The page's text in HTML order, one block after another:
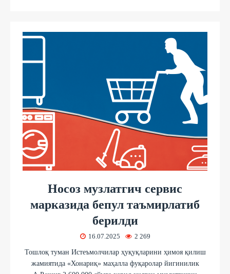
Носоз музлатгич сервис
марказида бепул таъмирлатиб
берилди
16.07.2025 2 269
Тошлоқ туман Истеъмолчилар ҳуқуқларини ҳимоя қилиш
жамиятида «Хонариқ» маҳалла фуқаролар йигинилик